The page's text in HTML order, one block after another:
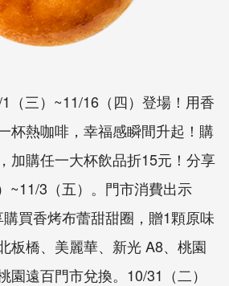
（三）~11/16（四）登場！用香
杯熱咖啡，幸福感瞬間升起！購
加購任一大杯飲品折15元！分享
~11/3（五）。門市消費出示
買香烤布蕾甜甜圈，贈1顆原味
板橋、美麗華、新光 A8、桃園
園遠百門市兌換。10/31（二）